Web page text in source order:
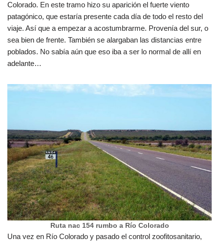
Colorado. En este tramo hizo su aparición el fuerte viento
patagónico, que estaría presente cada día de todo el resto del
viaje. Así que a empezar a acostumbrarme. Provenía del sur, o
sea bien de frente. También se alargaban las distancias entre
poblados. No sabía aún que eso iba a ser lo normal de allí en
adelante…
Ruta nac 154 rumbo a Río Colorado
Una vez en Río Colorado y pasado el control zoofitosanitario,